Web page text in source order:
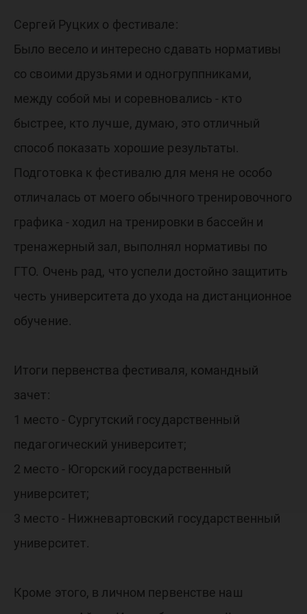
Сергей Руцких о фестивале:
Было весело и интересно сдавать нормативы
со своими друзьями и одногруппниками,
между собой мы и соревновались - кто
быстрее, кто лучше, думаю, это отличный
способ показать хорошие результаты.
Подготовка к фестивалю для меня не особо
отличалась от моего обычного тренировочного
графика - ходил на тренировки в бассейн и
тренажерный зал, выполнял нормативы по
ГТО. Очень рад, что успели достойно защитить
честь университета до ухода на дистанционное
обучение.
Итоги первенства фестиваля, командный
зачет:
1 место - Сургутский государственный
педагогический университет;
2 место - Югорский государственный
университет;
3 место - Нижневартовский государственный
университет.
Кроме этого, в личном первенстве наш